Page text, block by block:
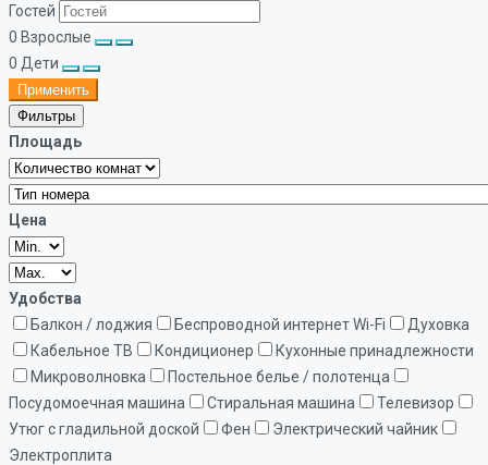
Гостей
0 Взрослые
0 Дети
Применить
Фильтры
Площадь
Цена
Удобства
Балкон / лоджия
Беспроводной интернет Wi-Fi
Духовка
Кабельное ТВ
Кондиционер
Кухонные принадлежности
Микроволновка
Постельное белье / полотенца
Посудомоечная машина
Стиральная машина
Телевизор
Утюг с гладильной доской
Фен
Электрический чайник
Электроплита